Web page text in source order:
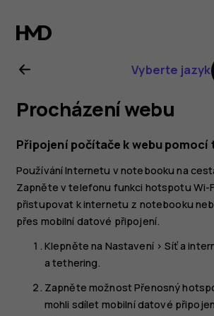
Uživatelská
příručka
k telefonu
Nokia 3.2
Vyberte jazyk
Procházení webu
Připojení počítače k webu
Používání Internetu v notebooku na
Zapněte v telefonu funkci hotspotu Wi-
přistupovat k internetu z notebooku
přes mobilní datové připojení.
Klepněte na Nastavení>Síť a
a tethering.
Zapněte možnostPřenosný
mohli sdílet mobilní datové